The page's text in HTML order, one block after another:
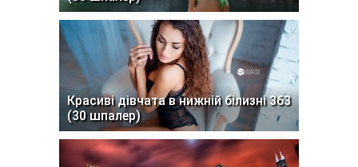
Красиві дівчата в нижній білизні 363
(30 шпалер)